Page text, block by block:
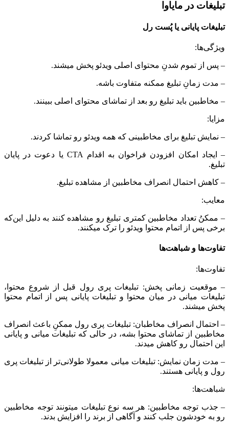
تبلیغات در مایاوا
تبلیغات پایانی یا پُست رل
ویژگی‌ها:
– پس از تموم شدنِ محتوای اصلی ویدئو پخش میشند.
– مدت زمانِ تبلیغ ممکنه متفاوت باشه.
– مخاطبین باید تبلیغ رو بعد از تماشای محتوای اصلی ببینند.
مزایا:
– نمایش تبلیغ برای مخاطبینی که همه ویدئو رو تماشا کردند.
– ایجاد امکان افزودن فراخوان به اقدام CTA یا دعوت در پایان
تبلیغ.
– کاهش احتمال انصراف مخاطبین از مشاهده تبلیغ.
معایب:
– ممکنُ تعداد مخاطبین کمتری تبلیغ رو مشاهده کنند به دلیل این‌که
برخی پس از اتمام محتوا ویدئو را ترک میکنند.
تفاوت‌ها و شباهت‌ها
تفاوت‌ها:
– موقعیت زمانی پخش: تبلیغات پری رول قبل از شروع محتوا،
تبلیغات میانی در میان محتوا و تبلیغات پایانی پس از اتمام محتوا
پخش میشند.
– احتمال انصراف مخاطبان: تبلیغات پری رول ممکنِ باعث انصراف
مخاطبین از تماشای محتوا بشه، در حالی که تبلیغات میانی و پایانی
این احتمال رو کاهش میدند.
– مدت زمان نمایش: تبلیغات میانی معمولا طولانی‌تر از تبلیغات پری
رول و پایانی هستند.
شباهت‌ها:
– جذب توجه مخاطبین: هر سه نوع تبلیغات میتونند توجه مخاطبین
رو به خودشون جلب کنند و آگاهی از برند را افزایش بدند.